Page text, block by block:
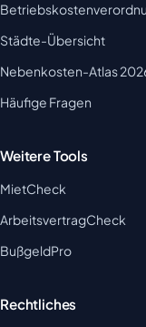
Städte-Übersicht
Nebenkosten-Atlas
Häufige Fragen
Weitere Tools
MietCheck
ArbeitsvertragCheck
BußgeldPro
Rechtliches